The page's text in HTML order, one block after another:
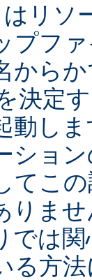
リソ
プフ
から
決定
動し
ショ
てこ
りま
では
る方